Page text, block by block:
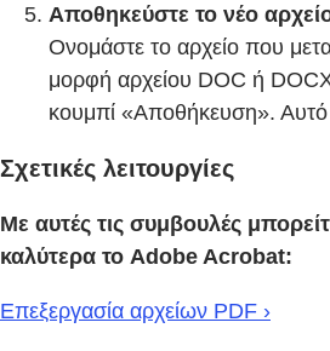
Αποθηκεύστε το νέο
Ονομάστε το αρχείο που
μορφή αρχείου DOC ή DOCX
κουμπί «Αποθήκευση». Αυτό
Σχετικές λειτουργίες
Με αυτές τις συμβουλές
καλύτερα το Adobe Acrobat:
Επεξεργασία αρχείων PDF ›